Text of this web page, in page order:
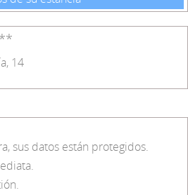
14
sus datos están protegidos.